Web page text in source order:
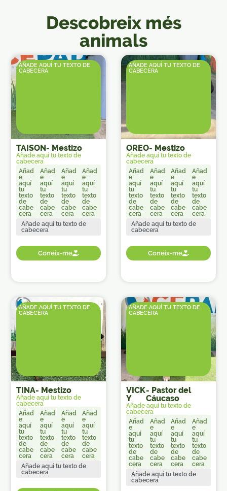
Descobreix més
animals
AÑADE AQUÍ TU TEXTO DE
CABECERA
TAISON- Mestizo
Añade aquí tu texto de
cabecera
Añad
e
aquí
tu
texto
de
cabe
cera
Añad
e
aquí
tu
texto
de
cabe
cera
Añad
e
aquí
tu
texto
de
cabe
cera
Añad
e
aquí
tu
texto
de
cabe
cera
Añade aquí tu texto de
cabecera
Coneix-me
AÑADE AQUÍ TU TEXTO DE
CABECERA
OREO- Mestizo
Añade aquí tu texto de
cabecera
Añad
e
aquí
tu
texto
de
cabe
cera
Añad
e
aquí
tu
texto
de
cabe
cera
Añad
e
aquí
tu
texto
de
cabe
cera
Añad
e
aquí
tu
texto
de
cabe
cera
Añade aquí tu texto de
cabecera
Coneix-me
AÑADE AQUÍ TU TEXTO DE
CABECERA
TINA- Mestizo
Añade aquí tu texto de
cabecera
Añad
e
aquí
tu
texto
de
cabe
cera
Añad
e
aquí
tu
texto
de
cabe
cera
Añad
e
aquí
tu
texto
de
cabe
cera
Añad
e
aquí
tu
texto
de
cabe
cera
Añade aquí tu texto de
cabecera
AÑADE AQUÍ TU TEXTO DE
CABECERA
VICK
Y
- Pastor del
Cáucaso
Añade aquí tu texto de
cabecera
Añad
e
aquí
tu
texto
de
cabe
cera
Añad
e
aquí
tu
texto
de
cabe
cera
Añad
e
aquí
tu
texto
de
cabe
cera
Añad
e
aquí
tu
texto
de
cabe
cera
Añade aquí tu texto de
cabecera